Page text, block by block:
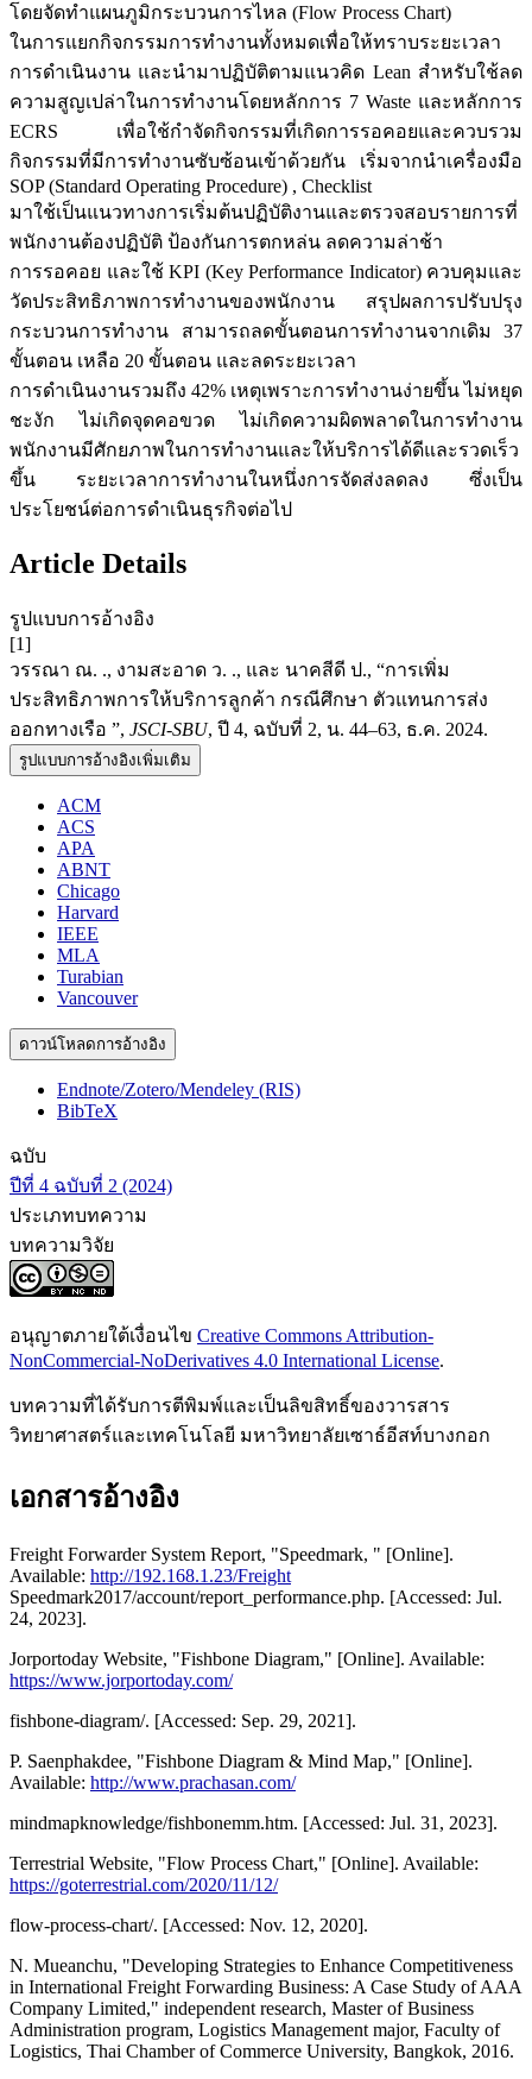
โดยจัดทำแผนภูมิกระบวนการไหล (Flow Process Chart)
ในการแยกกิจกรรมการทำงานทั้งหมดเพื่อให้ทราบระยะเวลา
การดำเนินงาน และนำมาปฏิบัติตามแนวคิด Lean สำหรับใช้ลด
ความสูญเปล่าในการทำงานโดยหลักการ 7 Waste และหลักการ
ECRS เพื่อใช้กำจัดกิจกรรมที่เกิดการรอคอยและควบรวม
กิจกรรมที่มีการทำงานซับซ้อนเข้าด้วยกัน เริ่มจากนำเครื่องมือ
SOP (Standard Operating Procedure) , Checklist
มาใช้เป็นแนวทางการเริ่มต้นปฏิบัติงานและตรวจสอบรายการที่
พนักงานต้องปฏิบัติ ป้องกันการตกหล่น ลดความล่าช้า
การรอคอย และใช้ KPI (Key Performance Indicator) ควบคุมและ
วัดประสิทธิภาพการทำงานของพนักงาน สรุปผลการปรับปรุง
กระบวนการทำงาน สามารถลดขั้นตอนการทำงานจากเดิม 37
ขั้นตอน เหลือ 20 ขั้นตอน และลดระยะเวลา
การดำเนินงานรวมถึง 42% เหตุเพราะการทำงานง่ายขึ้น ไม่หยุด
ชะงัก ไม่เกิดจุดคอขวด ไม่เกิดความผิดพลาดในการทำงาน
พนักงานมีศักยภาพในการทำงานและให้บริการได้ดีและรวดเร็ว
ขึ้น ระยะเวลาการทำงานในหนึ่งการจัดส่งลดลง ซึ่งเป็น
ประโยชน์ต่อการดำเนินธุรกิจต่อไป
Article Details
รูปแบบการอ้างอิง
[1]
วรรณา ณ. ., งามสะอาด ว. ., และ นาคสีดี ป., “การเพิ่ม
ประสิทธิภาพการให้บริการลูกค้า กรณีศึกษา ตัวแทนการส่ง
ออกทางเรือ ”, JSCI-SBU, ปี 4, ฉบับที่ 2, น. 44–63, ธ.ค. 2024.
รูปแบบการอ้างอิงเพิ่มเติม
ACM
ACS
APA
ABNT
Chicago
Harvard
IEEE
MLA
Turabian
Vancouver
ดาวน์โหลดการอ้างอิง
Endnote/Zotero/Mendeley (RIS)
BibTeX
ฉบับ
ปีที่ 4 ฉบับที่ 2 (2024)
ประเภทบทความ
บทความวิจัย
อนุญาตภายใต้เงื่อนไข Creative Commons Attribution-
NonCommercial-NoDerivatives 4.0 International License.
บทความที่ได้รับการตีพิมพ์และเป็นลิขสิทธิ์ของวารสาร
วิทยาศาสตร์และเทคโนโลยี มหาวิทยาลัยเซาธ์อีสท์บางกอก
เอกสารอ้างอิง
Freight Forwarder System Report, "Speedmark, " [Online].
Available: http://192.168.1.23/Freight
Speedmark2017/account/report_performance.php. [Accessed: Jul.
24, 2023].
Jorportoday Website, "Fishbone Diagram," [Online]. Available:
https://www.jorportoday.com/
fishbone-diagram/. [Accessed: Sep. 29, 2021].
P. Saenphakdee, "Fishbone Diagram & Mind Map," [Online].
Available: http://www.prachasan.com/
mindmapknowledge/fishbonemm.htm. [Accessed: Jul. 31, 2023].
Terrestrial Website, "Flow Process Chart," [Online]. Available:
https://goterrestrial.com/2020/11/12/
flow-process-chart/. [Accessed: Nov. 12, 2020].
N. Mueanchu, "Developing Strategies to Enhance Competitiveness
in International Freight Forwarding Business: A Case Study of AAA
Company Limited," independent research, Master of Business
Administration program, Logistics Management major, Faculty of
Logistics, Thai Chamber of Commerce University, Bangkok, 2016.